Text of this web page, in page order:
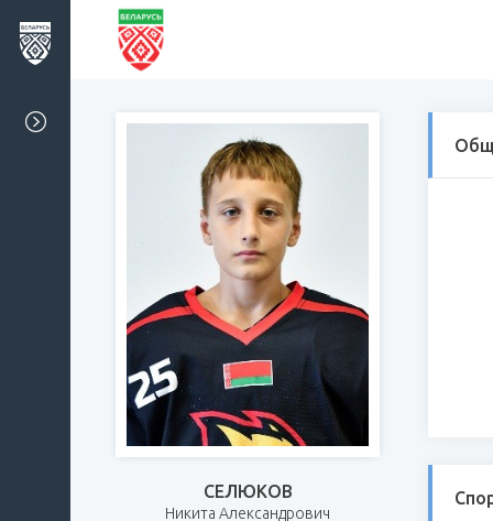
СЕЛЮКОВ
Никита Александрович